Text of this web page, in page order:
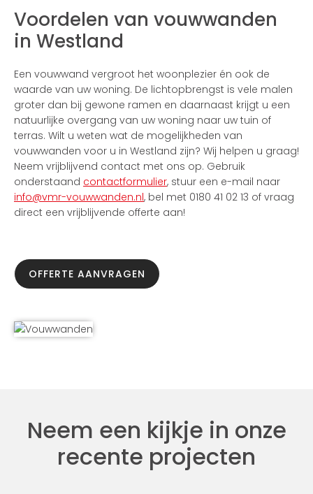
Voordelen van vouwwanden
in Westland
Een vouwwand vergroot het woonplezier én ook de
waarde van uw woning. De lichtopbrengst is vele malen
groter dan bij gewone ramen en daarnaast krijgt u een
natuurlijke overgang van uw woning naar uw tuin of
terras. Wilt u weten wat de mogelijkheden van
vouwwanden voor u in Westland zijn? Wij helpen u graag!
Neem vrijblijvend contact met ons op. Gebruik
onderstaand contactformulier, stuur een e-mail naar
info@vmr-vouwwanden.nl, bel met 0180 41 02 13 of vraag
direct een vrijblijvende offerte aan!
OFFERTE AANVRAGEN
Neem een kijkje in onze
recente projecten